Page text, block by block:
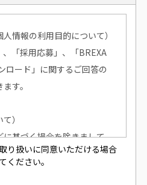
人情報の利用目的について）
、「採用応募」、「BREXA
ロード」に関するご回答の
す。
）
基づく場合を除きまして
情報は、本人の同意を得ず
しません。
り扱いに同意いただける場合
ください。